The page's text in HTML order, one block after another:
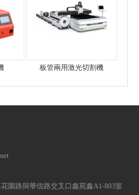
板管兩用激光切割機
園路與華信路交叉口鑫苑鑫A1-803室